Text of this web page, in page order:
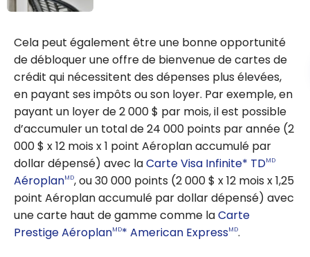
cartes de
crédit Aéroplan
et des offres
Cela peut également être une bonne opportunité
de débloquer une offre de bienvenue de cartes de
crédit qui nécessitent des dépenses plus élevées,
en payant ses impôts ou son loyer. Par exemple, en
payant un loyer de 2 000 $ par mois, il est possible
d’accumuler un total de 24 000 points par année (2
000 $ x 12 mois x 1 point Aéroplan accumulé par
dollar dépensé) avec laCarte Visa Infinite* TDMD
AéroplanMD, ou 30 000 points (2 000 $ x 12 mois x 1,25
point Aéroplan accumulé par dollar dépensé) avec
une carte haut de gamme comme laCarte
Prestige AéroplanMD* American ExpressMD.